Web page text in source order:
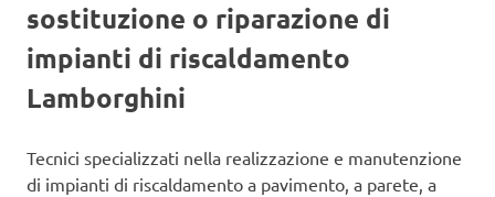
sostituzione o riparazione di
impianti di riscaldamento
Lamborghini
Tecnici specializzati nella realizzazione e manutenzione
di impianti di riscaldamento a pavimento, a parete, a